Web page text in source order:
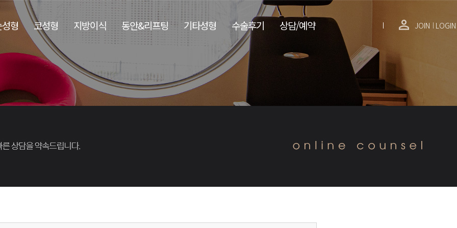
형 코성형 지방이식 동안&리프팅 기타성형 수술후기 상담/예약 JOIN │ LOGIN